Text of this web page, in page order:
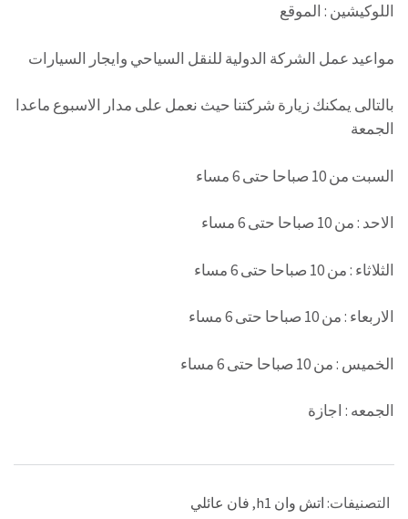
اللوكيشين : الموقع
مواعيد عمل الشركة الدولية للنقل السياحي وايجار السيارات
بالتالى يمكنك زيارة شركتنا حيث نعمل على مدار الاسبوع ماعدا
الجمعة
السبت من 10 صباحا حتى 6 مساء
الاحد : من 10 صباحا حتى 6 مساء
الثلاثاء : من 10 صباحا حتى 6 مساء
الاربعاء : من 10 صباحا حتى 6 مساء
الخميس : من 10 صباحا حتى 6 مساء
الجمعه : اجازة
التصنيفات: اتش وان h1 , فان عائلي